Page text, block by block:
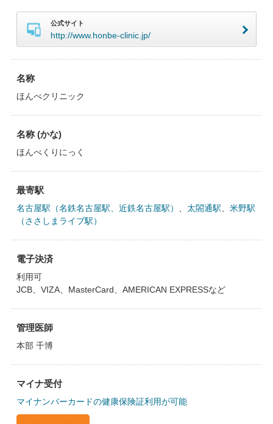
公式サイト
http://www.honbe-clinic.jp/
名称
ほんべクリニック
名称 (かな)
ほんべくりにっく
最寄駅
名古屋駅（名鉄名古屋駅、近鉄名古屋駅） 太閤通駅
米野駅
（ささしまライブ駅）
電子決済
利用可
JCB、VIZA、MasterCard、AMERICAN EXPRESSなど
管理医師
本部 千博
マイナ受付
マイナンバーカードの健康保険証利用が可能